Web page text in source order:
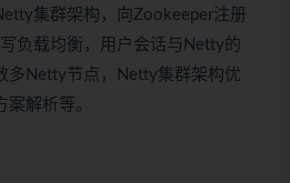
集群架构，向Zookeeper注册
负载均衡，用户会话与Netty的
多Netty节点，Netty集群架构优
案解析等。